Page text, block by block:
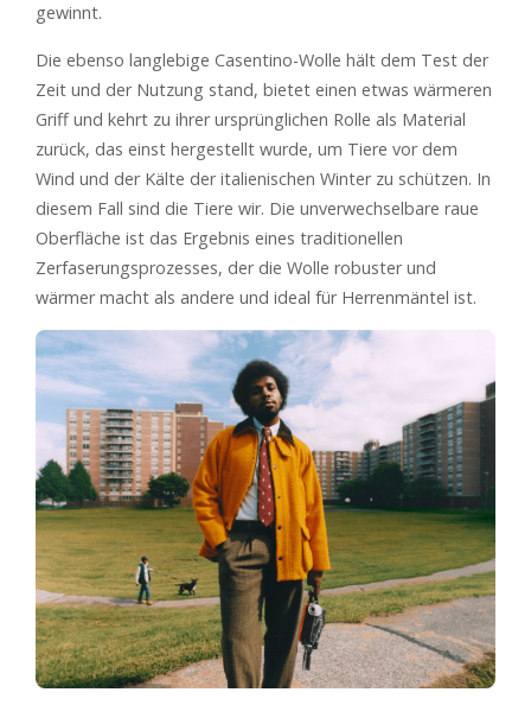
gewinnt.
Die ebenso langlebige Casentino-Wolle hält dem Test der
Zeit und der Nutzung stand, bietet einen etwas wärmeren
Griff und kehrt zu ihrer ursprünglichen Rolle als Material
zurück, das einst hergestellt wurde, um Tiere vor dem
Wind und der Kälte der italienischen Winter zu schützen. In
diesem Fall sind die Tiere wir. Die unverwechselbare raue
Oberfläche ist das Ergebnis eines traditionellen
Zerfaserungsprozesses, der die Wolle robuster und
wärmer macht als andere und ideal für Herrenmäntel ist.